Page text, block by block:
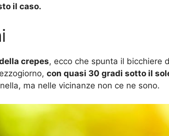
il caso.
crepes, ecco che spunta il bicchiere
con quasi 30 gradi sotto il
ma nelle vicinanze non ce ne sono.